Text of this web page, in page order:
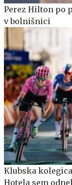
Perez Hilton po
v bolnišnici
Klubska
Hotela sem